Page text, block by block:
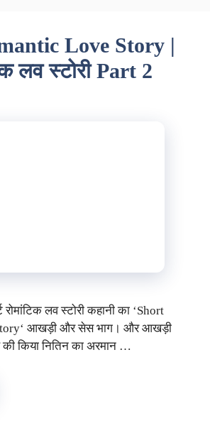
Love Story |
लव स्टोरी Part 2
रोमांटिक लव स्टोरी कहानी का ‘Short
आखड़ी और सेस भाग। और आखड़ी
किया नितिन का अरमान …